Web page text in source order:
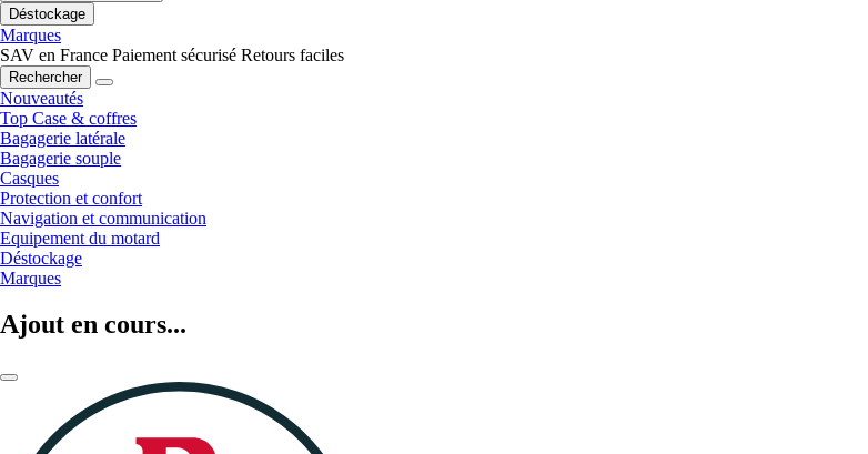
Déstockage
Marques
SAV en France Paiement sécurisé Retours faciles
Rechercher
Nouveautés
Top Case & coffres
Bagagerie latérale
Bagagerie souple
Casques
Protection et confort
Navigation et communication
Equipement du motard
Déstockage
Marques
Ajout en cours...